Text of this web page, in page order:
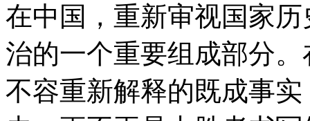
在中国，重新审视国家
治的一个重要组成部分
不容重新解释的既成事